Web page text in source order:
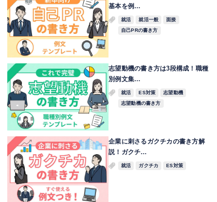
基本を例…
就活 就活一般
面接
自己PRの書き方
志望動機の書き方は3段構成！職種
別例文集…
就活 ES対策
志望動機
志望動機の書き方
企業に刺さるガクチカの書き方解
説！ガクチ…
就活 ガクチカ ES対策